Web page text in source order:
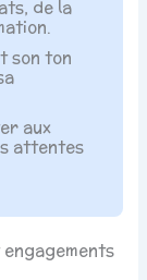
de la
son ton
aux
attentes
engagements